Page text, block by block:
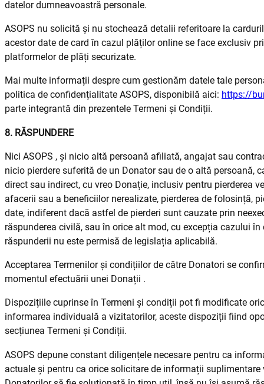
datelor dumneavoastră personale.
ASOPS nu solicită și nu stochează detalii referitoare la
acestor date de card în cazul plăților online se face exclusiv
platformelor de plăți securizate.
Mai multe informații despre cum gestionăm datele tale
politica de confidențialitate ASOPS, disponibilă aici: https://
parte integrantă din prezentele Termeni și Condiții.
8. RĂSPUNDERE
Nici ASOPS , și nicio altă persoană afiliată, angajat sau
nicio pierdere suferită de un Donator sau de o altă persoană,
direct sau indirect, cu vreo Donație, inclusiv pentru pierderea
afacerii sau a beneficiilor nerealizate, pierderea de folosință,
date, indiferent dacă astfel de pierderi sunt cauzate prin
răspunderea civilă, sau în orice alt mod, cu excepția cazului
răspunderii nu este permisă de legislația aplicabilă.
Acceptarea Termenilor și condițiilor de către Donatori se
momentul efectuării unei Donații .
Dispozițiile cuprinse în Termeni și condiții pot fi modificate
informarea individuală a vizitatorilor, aceste dispoziții fiind
secțiunea Termeni și Condiții.
ASOPS depune constant diligențele necesare pentru ca
actuale și pentru ca orice solicitare de informații